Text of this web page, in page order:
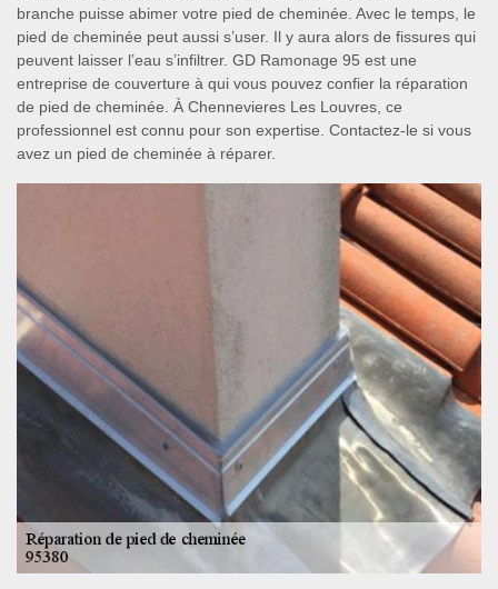
branche puisse abimer votre pied de cheminée. Avec le temps, le
pied de cheminée peut aussi s’user. Il y aura alors de fissures qui
peuvent laisser l’eau s’infiltrer. GD Ramonage 95 est une
entreprise de couverture à qui vous pouvez confier la réparation
de pied de cheminée. À Chennevieres Les Louvres, ce
professionnel est connu pour son expertise. Contactez-le si vous
avez un pied de cheminée à réparer.